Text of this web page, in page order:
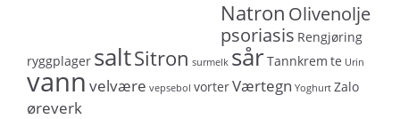
Natron Olivenolje
psoriasis Rengjøring
ryggplager saltSitron surmelk sårTannkrem te Urin
vann velvære vepsebol vorterVærtegn Yoghurt Zalo
øreverk